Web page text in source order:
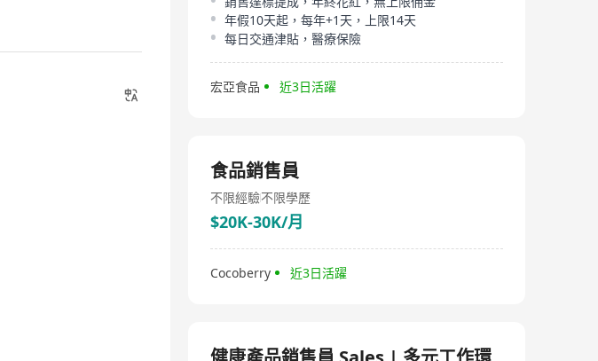
年假10天起，每年+1天，上限14天
每日交通津貼，醫療保險
宏亞食品 近3日活躍
食品銷售員
不限經驗不限學歷
$20K-30K/月
Cocoberry 近3日活躍